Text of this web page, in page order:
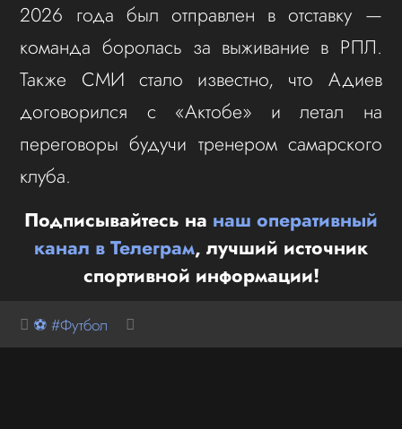
2026 года был отправлен в отставку —
команда боролась за выживание в РПЛ.
Также СМИ стало известно, что Адиев
договорился с «Актобе» и летал на
переговоры будучи тренером самарского
клуба.
Подписывайтесь на наш оперативный
канал в Телеграм, лучший источник
спортивной информации!
⚽ #Футбол